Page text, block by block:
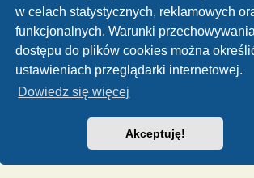
w celach statystycznych, reklamowych
funkcjonalnych. Warunki
dostępu do plików cookies można
ustawieniach przeglądarki internetowej.
Dowiedz się więcej
Akceptuję!